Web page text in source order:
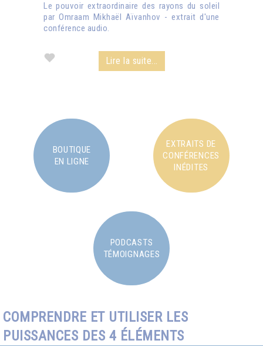
Le pouvoir extraordinaire des rayons du soleil
par Omraam Mikhaël Aïvanhov - extrait d'une
conférence audio.
Lire la suite...
BOUTIQUE
EN LIGNE
EXTRAITS DE
CONFÉRENCES
INÉDITES
PODCASTS
TÉMOIGNAGES
COMPRENDRE ET UTILISER LES
PUISSANCES DES 4 ÉLÉMENTS